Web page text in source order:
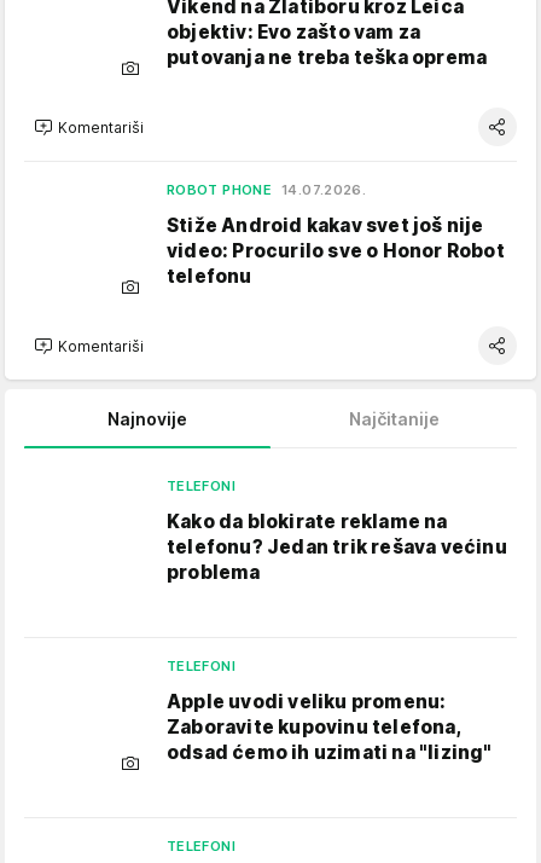
Vikend na Zlatiboru kroz Leica
objektiv: Evo zašto vam za
putovanja ne treba teška oprema
Komentariši
ROBOT PHONE 14.07.2026.
Stiže Android kakav svet još nije
video: Procurilo sve o Honor Robot
telefonu
Komentariši
Najnovije Najčitanije
TELEFONI
Kako da blokirate reklame na
telefonu​? Jedan trik rešava većinu
problema
TELEFONI
Apple uvodi veliku promenu:
Zaboravite kupovinu telefona,
odsad ćemo ih uzimati na "lizing"
TELEFONI